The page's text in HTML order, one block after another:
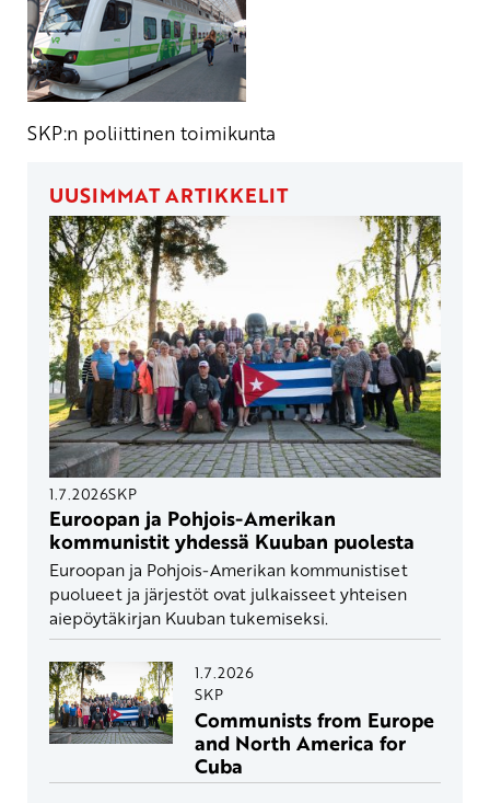
SKP:n poliittinen toimikunta
UUSIMMAT ARTIKKELIT
1.7.2026SKP
Euroopan ja Pohjois-Amerikan
kommunistit yhdessä Kuuban puolesta
Euroopan ja Pohjois-Amerikan kommunistiset
puolueet ja järjestöt ovat julkaisseet yhteisen
aiepöytäkirjan Kuuban tukemiseksi.
1.7.2026
SKP
Communists from Europe
and North America for
Cuba